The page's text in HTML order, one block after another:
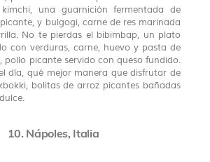
una guarnición fermentada de
y bulgogi, carne de res marinada
No te pierdas el bibimbap, un plato
con verduras, carne, huevo y pasta de
pollo picante servido con queso fundido.
día, qué mejor manera que disfrutar de
bolitas de arroz picantes bañadas
10. Nápoles, Italia